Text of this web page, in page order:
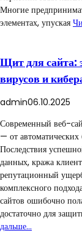
Многие
элементах, упуская
Щит для сайта:
вирусов и
admin06.10.2025
Современный веб-
— от автоматических
Последствия
данных, кража
репутационный
комплексного
сайтов ошибочно
достаточно для
дальше…